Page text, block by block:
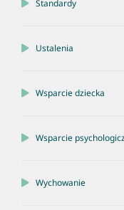
Standardy
Ustalenia
Wsparcie dziecka
Wsparcie
Wychowanie